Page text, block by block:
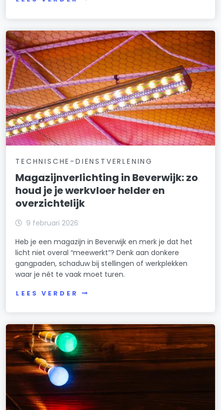
TECHNISCHE-DIENSTVERLENING
Magazijnverlichting in Beverwijk: zo
houd je je werkvloer helder en
overzichtelijk
9 februari 2026
Heb je een magazijn in Beverwijk en merk je dat het
licht niet overal “meewerkt”? Denk aan donkere
gangpaden, schaduw bij stellingen of werkplekken
waar je nét te vaak moet turen.
LEES VERDER